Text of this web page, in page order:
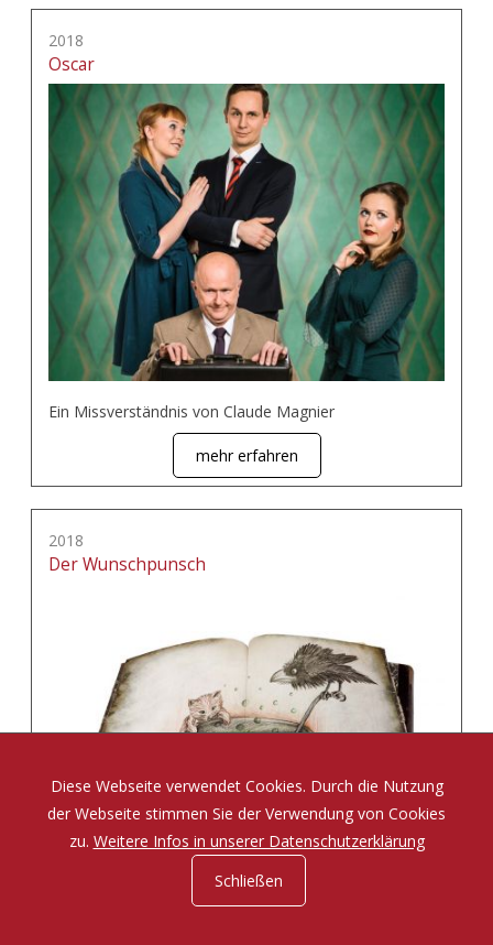
2018
Oscar
Ein Missverständnis von Claude Magnier
mehr erfahren
2018
Der Wunschpunsch
Eine Zauberposse von Michael Ende
Diese Webseite verwendet Cookies. Durch die Nutzung
der Webseite stimmen Sie der Verwendung von Cookies
zu. Weitere Infos in unserer Datenschutzerklärung
Schließen